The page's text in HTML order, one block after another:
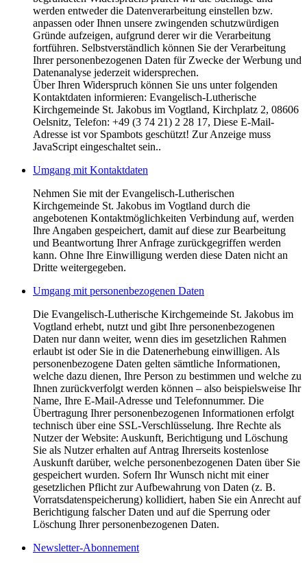
werden entweder die Datenverarbeitung einstellen bzw.
anpassen oder Ihnen unsere zwingenden schutzwürdigen
Gründe aufzeigen, aufgrund derer wir die Verarbeitung
fortführen. Selbstverständlich können Sie der Verarbeitung
Ihrer personenbezogenen Daten für Zwecke der Werbung und
Datenanalyse jederzeit widersprechen.
Über Ihren Widerspruch können Sie uns unter folgenden
Kontaktdaten informieren: Evangelisch-Lutherische
Kirchgemeinde St. Jakobus im Vogtland, Kirchplatz 2, 08606
Oelsnitz, Telefon: +49 (3 74 21) 2 28 17, Diese E-Mail-
Adresse ist vor Spambots geschützt! Zur Anzeige muss
JavaScript eingeschaltet sein..
Umgang mit Kontaktdaten
Nehmen Sie mit der Evangelisch-Lutherischen
Kirchgemeinde St. Jakobus im Vogtland durch die
angebotenen Kontaktmöglichkeiten Verbindung auf, werden
Ihre Angaben gespeichert, damit auf diese zur Bearbeitung
und Beantwortung Ihrer Anfrage zurückgegriffen werden
kann. Ohne Ihre Einwilligung werden diese Daten nicht an
Dritte weitergegeben.
Umgang mit personenbezogenen Daten
Die Evangelisch-Lutherische Kirchgemeinde St. Jakobus im
Vogtland erhebt, nutzt und gibt Ihre personenbezogenen
Daten nur dann weiter, wenn dies im gesetzlichen Rahmen
erlaubt ist oder Sie in die Datenerhebung einwilligen. Als
personenbezogene Daten gelten sämtliche Informationen,
welche dazu dienen, Ihre Person zu bestimmen und welche zu
Ihnen zurückverfolgt werden können – also beispielsweise Ihr
Name, Ihre E-Mail-Adresse und Telefonnummer. Die
Übertragung Ihrer personenbezogenen Informationen erfolgt
technisch über eine SSL-Verschlüsselung. Ihre Rechte als
Nutzer der Website: Auskunft, Berichtigung und Löschung
Sie als Nutzer erhalten auf Antrag Ihrerseits kostenlose
Auskunft darüber, welche personenbezogenen Daten über Sie
gespeichert wurden. Sofern Ihr Wunsch nicht mit einer
gesetzlichen Pflicht zur Aufbewahrung von Daten (z. B.
Vorratsdatenspeicherung) kollidiert, haben Sie ein Anrecht auf
Berichtigung falscher Daten und auf die Sperrung oder
Löschung Ihrer personenbezogenen Daten.
Newsletter-Abonnement